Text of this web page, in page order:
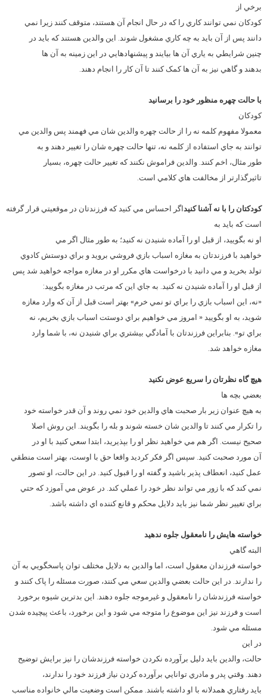
برخي از
کودکان نمي توانند کاري را که در حال انجام آن هستند، متوقف کنند زيرا نمي
دانند پس از آن بايد به چه کاري مشغول شوند. اين والدين هستند که بايد در
چنين شرايطي به ياري آن ها بيايند و پيشنهادهايي در اين زمينه به آن ها
بدهند و گاهي نيز به آن ها کمک کنند تا آن کار را انجام دهند.
با حالت چهره منظور خود را برسانيد
کودکان
معمولا مفهوم کلمه نه را از حالت چهره والدين شان مي فهمند پس والدين مي
توانند به جاي استفاده از کلمه نه، تنها حالت چهره شان را تغيير دهند و به
طور مثال، اخم کنند. والدين فراموش نکنند که تغيير حالت چهره، بسيار
تاثيرگذارتر از مخالفت هاي کلامي است.
کودکتان را با نه آشنا کنيداگر احساس مي کنيد که فرزندتان در موقعيتي قرار گرفته
است که بايد به
او نه بگوييد، از قبل او را آماده شنيدن نه کنيد؛ به طور مثال اگر مي
خواهيد با فرزندتان به مغازه اسباب بازي فروشي برويد و براي دوستش کادوي
تولد بخريد و مي دانيد با درخواست هاي مکرر او در مغازه مواجه خواهيد شد پس
از قبل او را آماده شنيدن نه کنيد. به جاي اين که مرتب در مغازه بگوييد:
«نه، اين اسباب بازي را براي تو نمي خرم» بهتر است قبل از آن که وارد مغازه
شويد، به او بگوييد « امروز مي خواهيم براي دوستت اسباب بازي بخريم، نه
براي تو». بنابراين فرزندتان با آمادگي بيشتري براي شنيدن نه، با شما وارد
مغازه خواهد شد.
هيچ گاه نظرتان را سريع عوض نکنيد
بعضي بچه ها
به هيچ عنوان زير بار صحبت هاي والدين خود نمي روند و آن قدر خواسته خود
را تکرار مي کنند تا والدين شان خسته شوند و بله را بگويند. اين روش اصلا
صحيح نيست. اگر هم مي خواهيد نظر او را بپذيريد، ابتدا سعي کنيد با او در
آن مورد صحبت کنيد. سپس اگر فکر کرديد واقعا حق با اوست، بهتر است منطقي
عمل کنيد، انعطاف پذير باشيد و گفته او را قبول کنيد. در اين حالت، او تصور
نمي کند که با زور مي تواند نظر خود را عملي کند. در عوض مي آموزد که حتي
براي تغيير نظر شما نيز بايد دلايل محکم و قانع کننده اي داشته باشد.
خواسته هايش را نامعقول جلوه ندهيد
البته گاهي
خواسته فرزندان معقول است، اما والدين به دلايل مختلف توان پاسخگويي به آن
را ندارند. در اين حالت بعضي والدين سعي مي کنند، صورت مسئله را پاک کنند و
خواسته فرزندشان را نامعقول و غيرموجه جلوه دهند. اين بدترين شيوه برخورد
است و فرزند نيز اين موضوع را متوجه مي شود و اين برخورد، باعث پيچيده شدن
مسئله مي شود.
در اين
حالت، والدين بايد دليل برآورده نکردن خواسته فرزندشان را نيز برايش توضيح
دهند. وقتي پدر و مادري توانايي برآورده کردن نياز فرزند خود را ندارند،
بايد رفتاري همدلانه با او داشته باشند. ممکن است وضعيت مالي خانواده مناسب